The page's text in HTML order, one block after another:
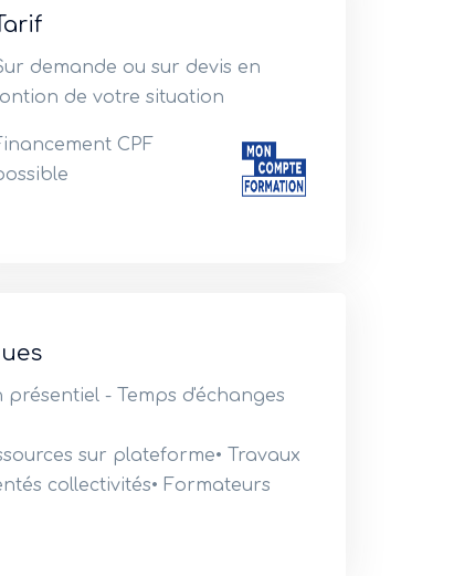
demande ou sur devis en
de votre situation
CPF
- Temps d'échanges
sur plateforme• Travaux
collectivités• Formateurs